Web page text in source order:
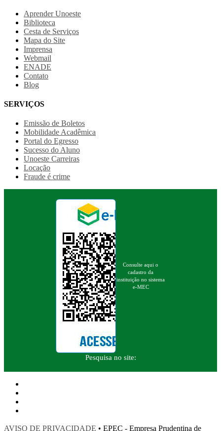
Aprender Unoeste
Biblioteca
Cesta de Serviços
Mapa do Site
Imprensa
Webmail
ENADE
Contato
Blog
SERVIÇOS
Emissão de Boletos
Mobilidade Acadêmica
Portal do Egresso
Sucesso do Aluno
Unoeste Carreiras
Locação
Fraude é crime
Consulte aqui o
cadastro da
instituição no sistema
e-MEC
Pesquisa no site:
AVISO DE PRIVACIDADE • EPEC - Empresa Prudentina de